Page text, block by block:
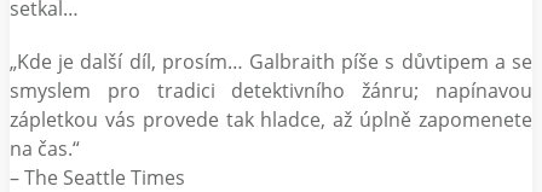
setkal…
„Kde je další díl, prosím… Galbraith píše s důvtipem a se
smyslem pro tradici detektivního žánru; napínavou
zápletkou vás provede tak hladce, až úplně zapomenete
na čas.“
– The Seattle Times